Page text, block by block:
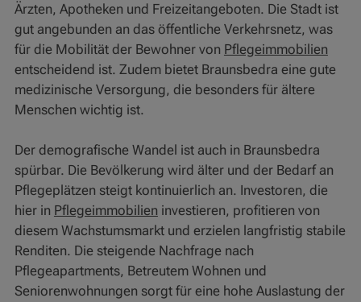
Ärzten, Apotheken und Freizeitangeboten. Die Stadt ist
gut angebunden an das öffentliche Verkehrsnetz, was
für die Mobilität der Bewohner von Pflegeimmobilien
entscheidend ist. Zudem bietet Braunsbedra eine gute
medizinische Versorgung, die besonders für ältere
Menschen wichtig ist.
Der demografische Wandel ist auch in Braunsbedra
spürbar. Die Bevölkerung wird älter und der Bedarf an
Pflegeplätzen steigt kontinuierlich an. Investoren, die
hier in Pflegeimmobilien investieren, profitieren von
diesem Wachstumsmarkt und erzielen langfristig stabile
Renditen. Die steigende Nachfrage nach
Pflegeapartments, Betreutem Wohnen und
Seniorenwohnungen sorgt für eine hohe Auslastung der